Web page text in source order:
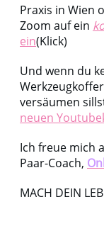
Praxis in Wien
Zoom auf ein
ein(Klick)
Und wenn du
versäumen
neuen
Ich freue mich
Paar-Coach,
MACH DEIN